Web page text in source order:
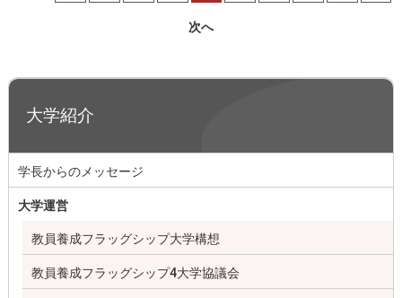
次へ
大学紹介
学長からのメッセージ
大学運営
教員養成フラッグシップ大学構想
教員養成フラッグシップ4大学協議会